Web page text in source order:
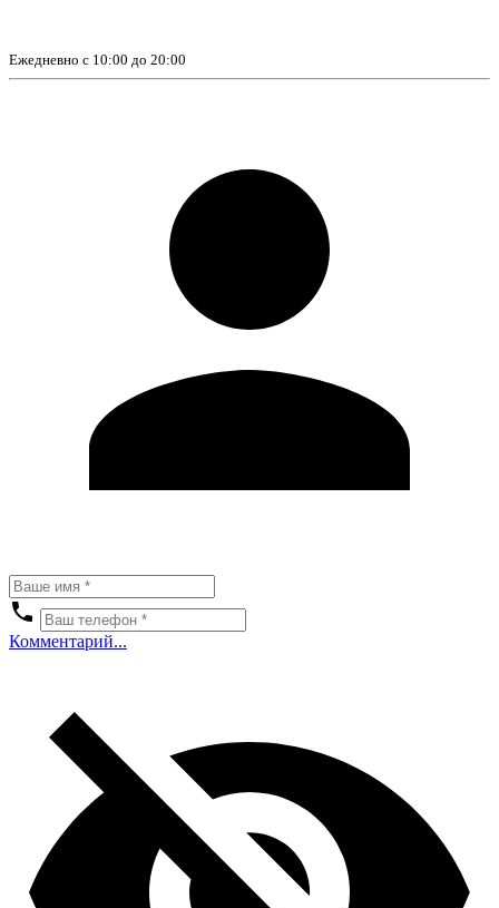
Ежедневно с 10:00 до 20:00
Комментарий...